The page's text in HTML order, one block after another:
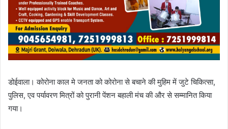
डोईवाला। कोरोना काल मे जनता को कोरोना से बचाने की मुहिम में जुटे चिकित्सा,
पुलिस, एव पर्यावरण मित्रों को पुरानी पेंशन बहाली मंच की और से सम्मानित किया
गया।